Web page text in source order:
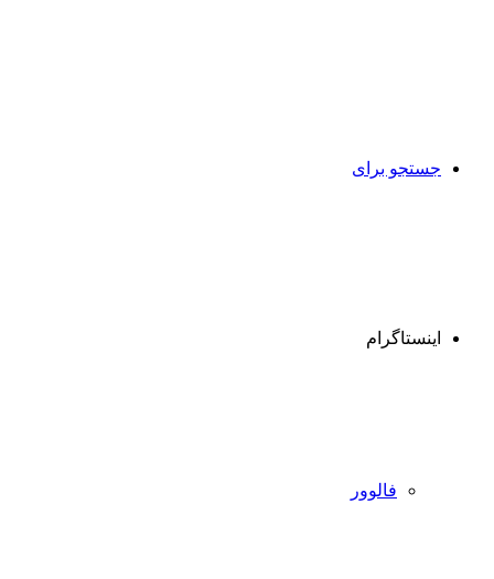
جستجو برای
اینستاگرام
فالوور